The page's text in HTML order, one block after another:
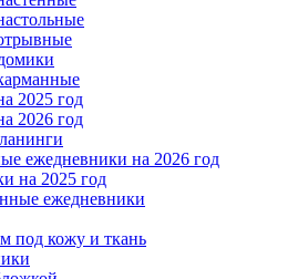
2025 год
2026 год
ежедневники на 2026 год
на 2025 год
ежедневники
под кожу и ткань